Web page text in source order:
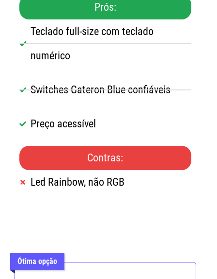
Prós:
Teclado full-size com teclado
numérico
Switches Gateron Blue confiáveis
Preço acessível
Contras:
Led Rainbow, não RGB
Ótima opção